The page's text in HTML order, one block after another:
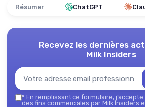
Résumer ChatGPT
Recevez les dernières
Milk Insiders
* En remplissant ce formulaire, j’accepte
des fins commerciales par Milk Insiders